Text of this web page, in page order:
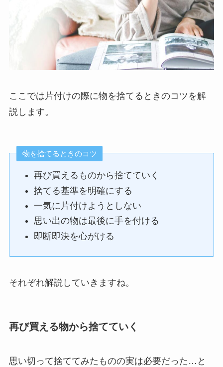
ここでは片付けの際に物を捨てるときのコツを解
説します。
物を捨てるときのコツ
再び買えるものから捨てていく
捨てる基準を明確にする
一気に片付けようとしない
思い出の物は最後に手を付ける
即断即決を心がける
それぞれ解説していきますね。
再び買える物から捨てていく
思い切って捨ててみたものの実は必要だった…と